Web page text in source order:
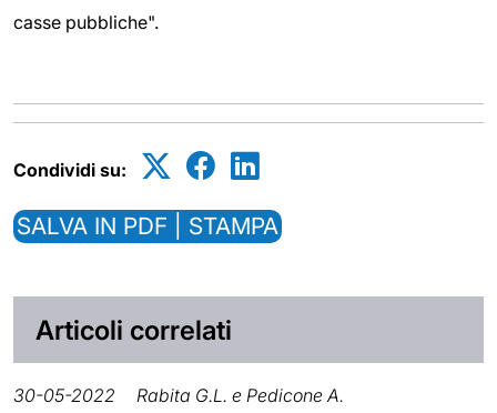
casse pubbliche".
Condividi su:
SALVA IN PDF | STAMPA
Articoli correlati
30-05-2022 Rabita G.L. e Pedicone A.